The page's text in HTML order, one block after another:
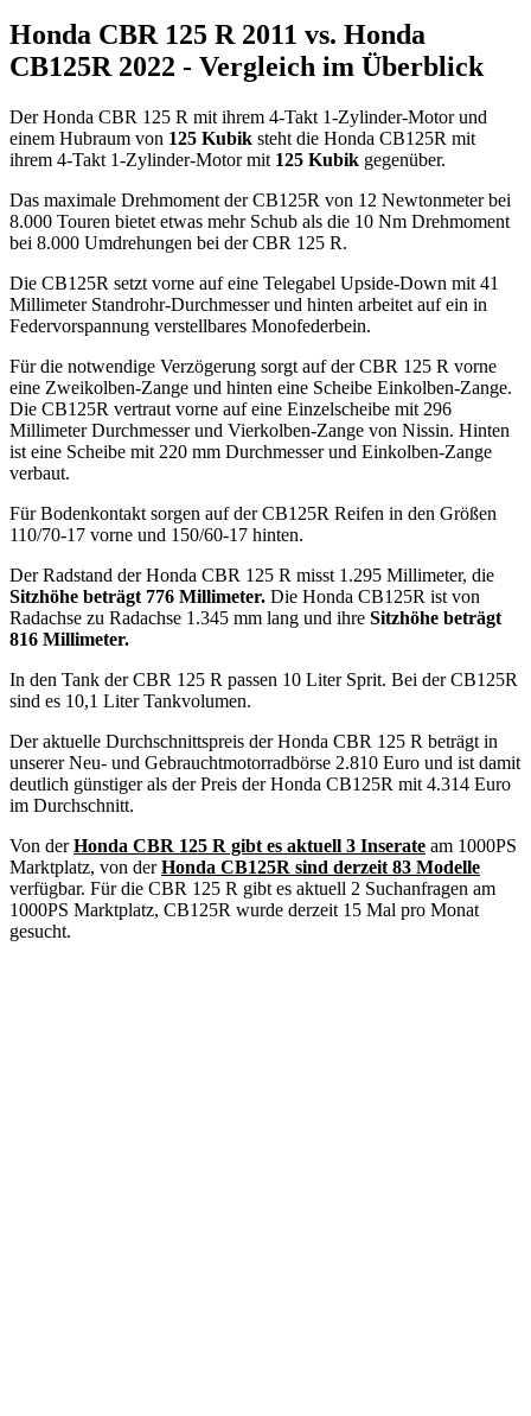
Honda CBR 125 R 2011 vs. Honda
CB125R 2022 - Vergleich im Überblick
Der Honda CBR 125 R mit ihrem 4-Takt 1-Zylinder-Motor und
einem Hubraum von 125 Kubik steht die Honda CB125R mit
ihrem 4-Takt 1-Zylinder-Motor mit 125 Kubik gegenüber.
Das maximale Drehmoment der CB125R von 12 Newtonmeter bei
8.000 Touren bietet etwas mehr Schub als die 10 Nm Drehmoment
bei 8.000 Umdrehungen bei der CBR 125 R.
Die CB125R setzt vorne auf eine Telegabel Upside-Down mit 41
Millimeter Standrohr-Durchmesser und hinten arbeitet auf ein in
Federvorspannung verstellbares Monofederbein.
Für die notwendige Verzögerung sorgt auf der CBR 125 R vorne
eine Zweikolben-Zange und hinten eine Scheibe Einkolben-Zange.
Die CB125R vertraut vorne auf eine Einzelscheibe mit 296
Millimeter Durchmesser und Vierkolben-Zange von Nissin. Hinten
ist eine Scheibe mit 220 mm Durchmesser und Einkolben-Zange
verbaut.
Für Bodenkontakt sorgen auf der CB125R Reifen in den Größen
110/70-17 vorne und 150/60-17 hinten.
Der Radstand der Honda CBR 125 R misst 1.295 Millimeter, die
Sitzhöhe beträgt 776 Millimeter. Die Honda CB125R ist von
Radachse zu Radachse 1.345 mm lang und ihre Sitzhöhe beträgt
816 Millimeter.
In den Tank der CBR 125 R passen 10 Liter Sprit. Bei der CB125R
sind es 10,1 Liter Tankvolumen.
Der aktuelle Durchschnittspreis der Honda CBR 125 R beträgt in
unserer Neu- und Gebrauchtmotorradbörse 2.810 Euro und ist damit
deutlich günstiger als der Preis der Honda CB125R mit 4.314 Euro
im Durchschnitt.
Von derHonda CBR 125 R gibt es aktuell 3 Inserate am 1000PS
Marktplatz, von derHonda CB125R sind derzeit 83 Modelle
verfügbar. Für die CBR 125 R gibt es aktuell 2 Suchanfragen am
1000PS Marktplatz, CB125R wurde derzeit 15 Mal pro Monat
gesucht.